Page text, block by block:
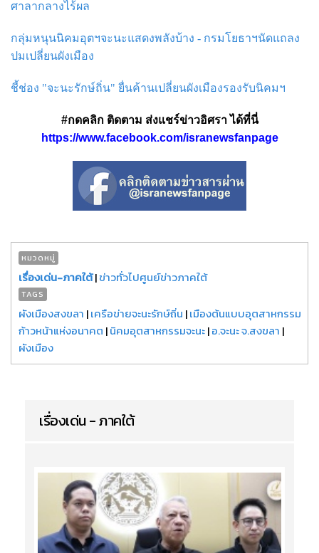
ศาลากลางไร้ผล
กลุ่มหนุนนิคมอุตฯจะนะแสดงพลังบ้าง - กรมโยธาฯนัดแถลง
ปมเปลี่ยนผังเมือง
ชี้ช่อง "จะนะรักษ์ถิ่น" ยื่นค้านเปลี่ยนผังเมืองรองรับนิคมฯ
#กดคลิก ติดตาม ส่งแชร์ข่าวอิศรา ได้ที่นี่
https://www.facebook.com/isranewsfanpage
หมวดหมู่
เรื่องเด่น-ภาคใต้|ข่าวทั่วไปศูนย์ข่าวภาคใต้
TAGS
ผังเมืองสงขลา |เครือข่ายจะนะรักษ์ถิ่น |เมืองต้นแบบอุตสาหกรรม
ก้าวหน้าแห่งอนาคต |นิคมอุตสาหกรรมจะนะ|อ.จะนะ จ.สงขลา |
ผังเมือง
เรื่องเด่น - ภาคใต้